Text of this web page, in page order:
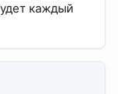
каждый